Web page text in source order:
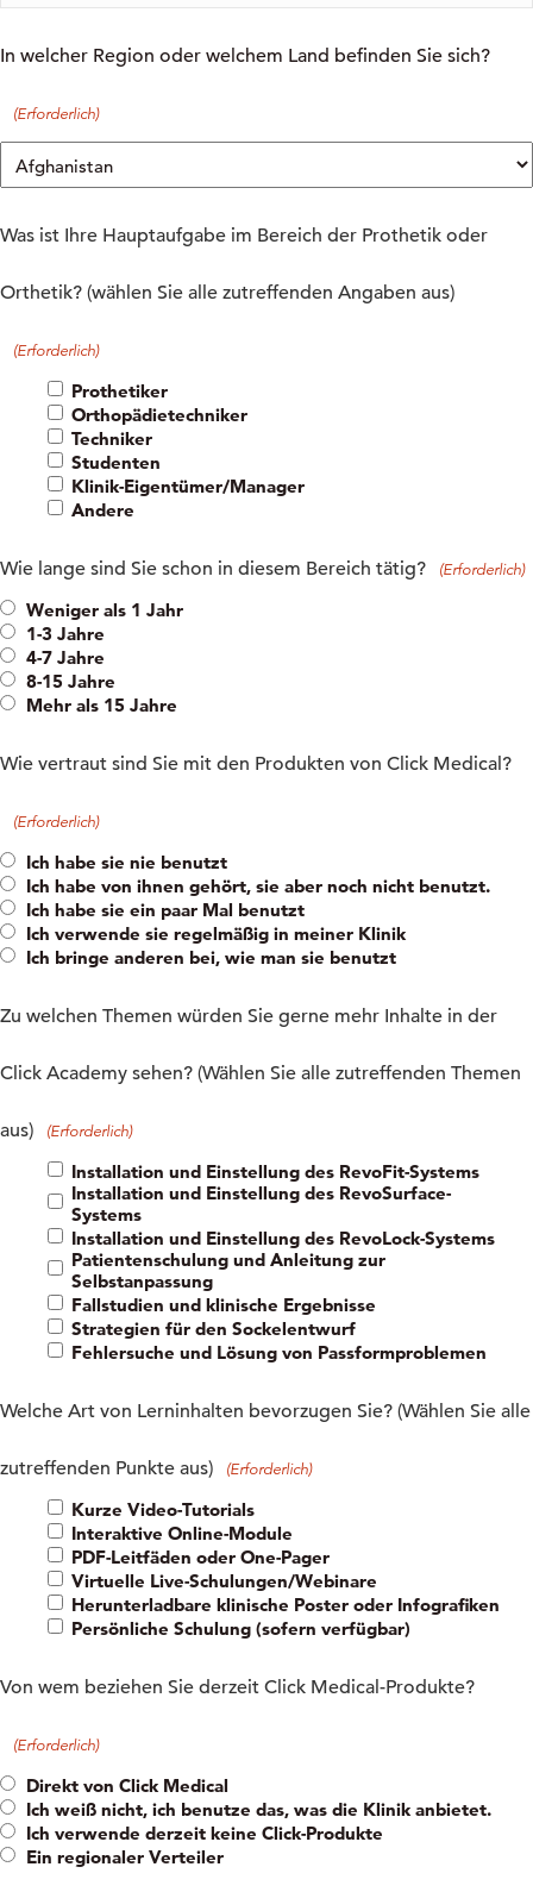
In welcher Region oder welchem Land befinden Sie sich?
(Erforderlich)
Was ist Ihre Hauptaufgabe im Bereich der Prothetik oder
Orthetik? (wählen Sie alle zutreffenden Angaben aus)
(Erforderlich)
Prothetiker
Orthopädietechniker
Techniker
Studenten
Klinik-Eigentümer/Manager
Andere
Wie lange sind Sie schon in diesem Bereich tätig? (Erforderlich)
Weniger als 1 Jahr
1-3 Jahre
4-7 Jahre
8-15 Jahre
Mehr als 15 Jahre
Wie vertraut sind Sie mit den Produkten von Click Medical?
(Erforderlich)
Ich habe sie nie benutzt
Ich habe von ihnen gehört, sie aber noch nicht benutzt.
Ich habe sie ein paar Mal benutzt
Ich verwende sie regelmäßig in meiner Klinik
Ich bringe anderen bei, wie man sie benutzt
Zu welchen Themen würden Sie gerne mehr Inhalte in der
Click Academy sehen? (Wählen Sie alle zutreffenden Themen
aus) (Erforderlich)
Installation und Einstellung des RevoFit-Systems
Installation und Einstellung des RevoSurface-
Systems
Installation und Einstellung des RevoLock-Systems
Patientenschulung und Anleitung zur
Selbstanpassung
Fallstudien und klinische Ergebnisse
Strategien für den Sockelentwurf
Fehlersuche und Lösung von Passformproblemen
Welche Art von Lerninhalten bevorzugen Sie? (Wählen Sie alle
zutreffenden Punkte aus) (Erforderlich)
Kurze Video-Tutorials
Interaktive Online-Module
PDF-Leitfäden oder One-Pager
Virtuelle Live-Schulungen/Webinare
Herunterladbare klinische Poster oder Infografiken
Persönliche Schulung (sofern verfügbar)
Von wem beziehen Sie derzeit Click Medical-Produkte?
(Erforderlich)
Direkt von Click Medical
Ich weiß nicht, ich benutze das, was die Klinik anbietet.
Ich verwende derzeit keine Click-Produkte
Ein regionaler Verteiler